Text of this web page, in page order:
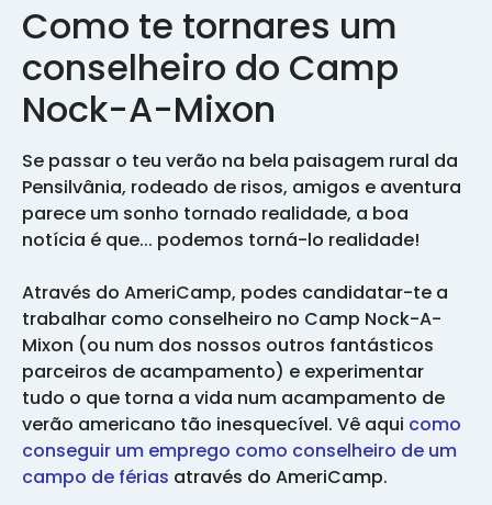
Como te tornares um
conselheiro do Camp
Nock-A-Mixon
Se passar o teu verão na bela paisagem rural da
Pensilvânia, rodeado de risos, amigos e aventura
parece um sonho tornado realidade, a boa
notícia é que... podemos torná-lo realidade!
Através do AmeriCamp, podes candidatar-te a
trabalhar como conselheiro no Camp Nock-A-
Mixon (ou num dos nossos outros fantásticos
parceiros de acampamento) e experimentar
tudo o que torna a vida num acampamento de
verão americano tão inesquecível. Vê aqui como
conseguir um emprego como conselheiro de um
campo de férias através do AmeriCamp.